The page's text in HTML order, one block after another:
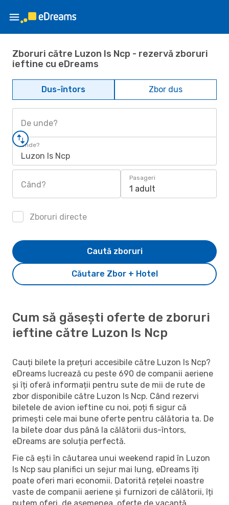
Zboruri către Luzon Is Ncp - rezervă zboruri
ieftine cu eDreams
Dus-întors Zbor dus
De unde?
Unde?
Luzon Is Ncp
Când?
Pasageri
1 adult
Zboruri directe
Căutare Zbor + Hotel
Caută zboruri
Cum să găsești oferte de zboruri
ieftine către Luzon Is Ncp
Cauți bilete la prețuri accesibile către Luzon Is Ncp?
eDreams lucrează cu peste 690 de companii aeriene
și îți oferă informații pentru sute de mii de rute de
zbor disponibile către Luzon Is Ncp. Când rezervi
biletele de avion ieftine cu noi, poți fi sigur că
primești cele mai bune oferte pentru călătoria ta. De
la bilete doar dus până la călătorii dus-întors,
eDreams are soluția perfectă.
Fie că ești în căutarea unui weekend rapid în Luzon
Is Ncp sau planifici un sejur mai lung, eDreams îți
poate oferi mari economii. Datorită rețelei noastre
vaste de companii aeriene și furnizori de călătorii, îți